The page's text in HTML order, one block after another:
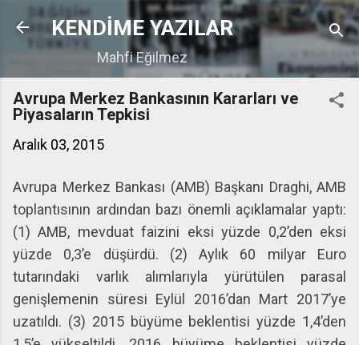
Ana içeriğe atla
KENDİME YAZILAR
Mahfi Eğilmez
Avrupa Merkez Bankasının Kararları ve
Piyasaların Tepkisi
Aralık 03, 2015
Avrupa Merkez Bankası (AMB) Başkanı Draghi, AMB
toplantısının ardından bazı önemli açıklamalar yaptı:
(1) AMB, mevduat faizini eksi yüzde 0,2’den eksi
yüzde 0,3’e düşürdü. (2) Aylık 60 milyar Euro
tutarındaki varlık alımlarıyla yürütülen parasal
genişlemenin süresi Eylül 2016’dan Mart 2017’ye
uzatıldı. (3) 2015 büyüme beklentisi yüzde 1,4’den